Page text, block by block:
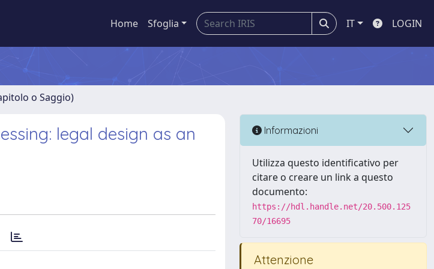
Home Sfoglia IT LOGIN
o Saggio)
legal design as an
Informazioni
Utilizza questo identificativo per
citare o creare un link a questo
documento:
https://hdl.handle.net/20.500.125
70/16695
Attenzione